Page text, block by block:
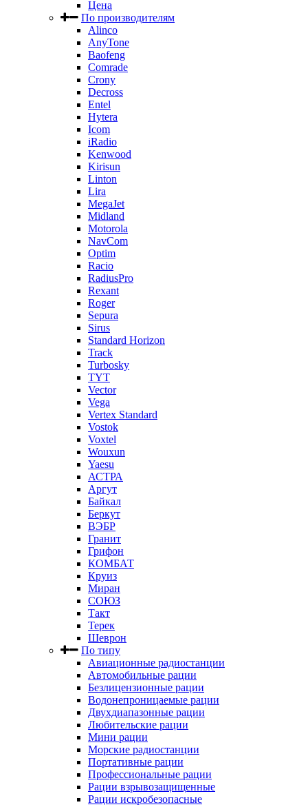
Цена
По производителям
Alinco
AnyTone
Baofeng
Comrade
Crony
Decross
Entel
Hytera
Icom
iRadio
Kenwood
Kirisun
Linton
Lira
MegaJet
Midland
Motorola
NavCom
Optim
Racio
RadiusPro
Rexant
Roger
Sepura
Sirus
Standard Horizon
Track
Turbosky
TYT
Vector
Vega
Vertex Standard
Vostok
Voxtel
Wouxun
Yaesu
АСТРА
Аргут
Байкал
Беркут
ВЭБР
Гранит
Грифон
КОМБАТ
Круиз
Миран
СОЮЗ
Такт
Терек
Шеврон
По типу
Авиационные радиостанции
Автомобильные рации
Безлицензионные рации
Водонепроницаемые рации
Двухдиапазонные рации
Любительские рации
Мини рации
Морские радиостанции
Портативные рации
Профессиональные рации
Рации взрывозащищенные
Рации искробезопасные